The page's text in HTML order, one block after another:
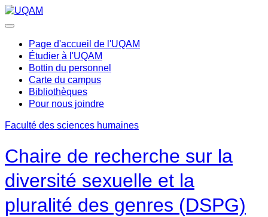
Passer
au
Page d'accueil de l'UQAM
Étudier à l'UQAM
Bottin du personnel
Carte du campus
Bibliothèques
Pour nous joindre
Faculté des sciences humaines
Chaire de recherche sur la
diversité sexuelle et la
pluralité des genres (DSPG)